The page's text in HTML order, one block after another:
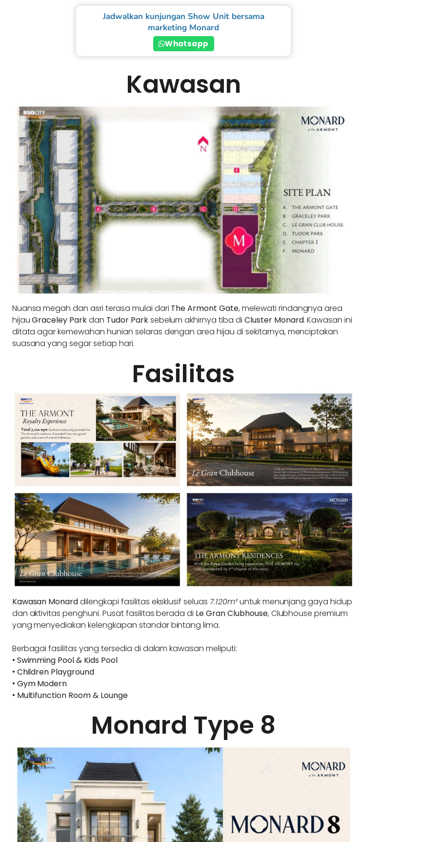
Jadwalkan kunjungan Show Unit bersama
marketing Monard
Whatsapp
Kawasan
Nuansa megah dan asri terasa mulai dari The Armont Gate, melewati rindangnya area
hijauGraceley Parkdan Tudor Parksebelum akhirnya tiba di Cluster Monard. Kawasan ini
ditata agar kemewahan hunian selaras dengan area hijau di sekitarnya, menciptakan
suasana yang segar setiap hari.
Fasilitas
Kawasan Monarddilengkapi fasilitas eksklusif seluas 7.120m²untuk menunjang gaya hidup
dan aktivitas penghuni. Pusat fasilitas berada di Le Gran Clubhouse, Clubhouse premium
yang menyediakan kelengkapan standar bintang lima.
Berbagai fasilitas yang tersedia di dalam kawasan meliputi:
• Swimming Pool & Kids Pool
• Children Playground
• Gym Modern
• Multifunction Room & Lounge
Monard Type 8